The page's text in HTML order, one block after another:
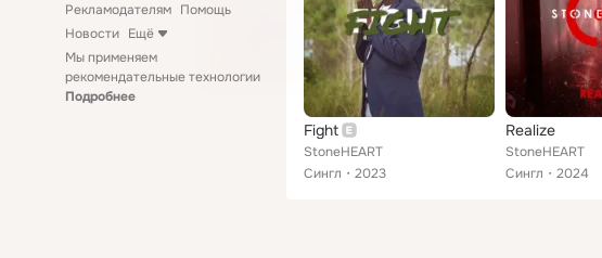
Рекламодателям Помощь
Новости Ещё
Мы применяем
рекомендательные технологии
Подробнее
Fight
StoneHEART
Сингл
2023
Realize
StoneHEART
Сингл
2024